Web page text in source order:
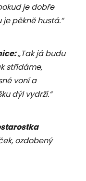
je dobře
pěkně hustá.“
„Tak já budu
střídáme,
voní a
dýl vydrží.“
ozdobený